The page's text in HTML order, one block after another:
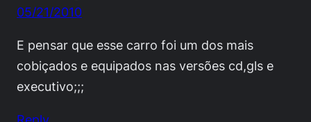
05/21/2010
E pensar que esse carro foi um dos mais
cobiçados e equipados nas versões cd,gls e
executivo;;;